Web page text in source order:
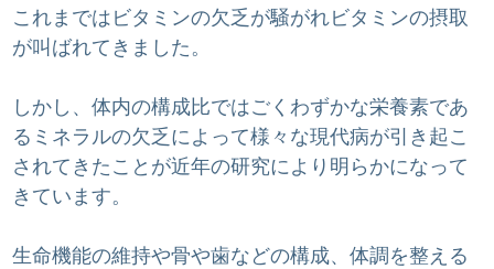
これまではビタミンの欠乏が騒がれビタミンの摂取
が叫ばれてきました。
しかし、体内の構成比ではごくわずかな栄養素であ
るミネラルの欠乏によって様々な現代病が引き起こ
されてきたことが近年の研究により明らかになって
きています。
生命機能の維持や骨や歯などの構成、体調を整える